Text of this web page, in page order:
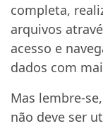
completa,
arquivos
acesso e
dados com
Mas lembre-
não deve ser